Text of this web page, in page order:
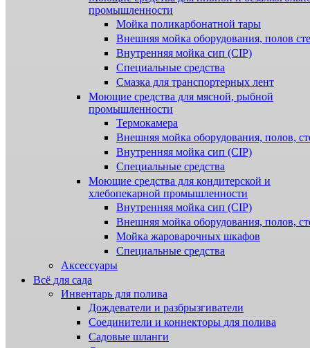
промышленности
Мойка поликарбонатной тары
Внешняя мойка оборудования, полов
Внутренняя мойка сип (CIP)
Специальные средства
Смазка для транспортерных лент
Моющие средства для мясной, рыбной
промышленности
Термокамера
Внешняя мойка оборудования, полов,
Внутренняя мойка сип (CIP)
Специальные средства
Моющие средства для кондитерской и
хлебопекарной промышленности
Внутренняя мойка сип (CIP)
Внешняя мойка оборудования, полов,
Мойка жароварочных шкафов
Специальные средства
Аксессуары
Всё для сада
Инвентарь для полива
Дождеватели и разбрызгиватели
Соединители и коннекторы для полива
Садовые шланги